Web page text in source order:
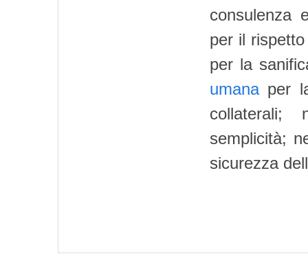
consulenza
per il
per la
umanaper
semplicità;
sicurezza